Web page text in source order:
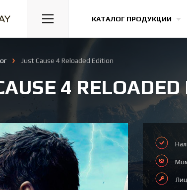
КАТАЛОГ ПРОДУКЦИИ
Гонки Казуальные Все игры
Just Cause 4 Reloaded Edition
4